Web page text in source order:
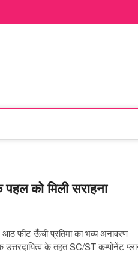
को मिली सराहना
आठ फीट ऊँची प्रतिमा का भव्य अनावरण
उत्तरदायित्व के तहत SC/ST कम्पोनेंट